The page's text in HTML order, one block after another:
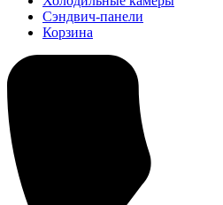
Сэндвич-панели
Корзина